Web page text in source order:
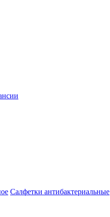
Салфетки антибактериальные